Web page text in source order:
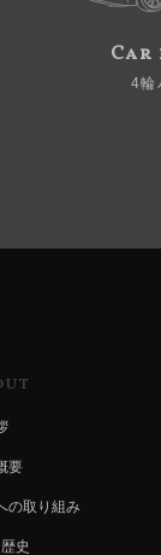
4輪
要
の取り組み
史